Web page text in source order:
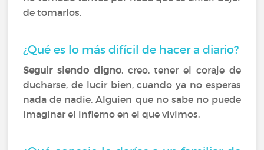
de tomarlos.
¿Qué es lo más difícil de hacer a diario?
Seguir siendo digno, creo, tener el coraje de
ducharse, de lucir bien, cuando ya no esperas
nada de nadie. Alguien que no sabe no puede
imaginar el infierno en el que vivimos.